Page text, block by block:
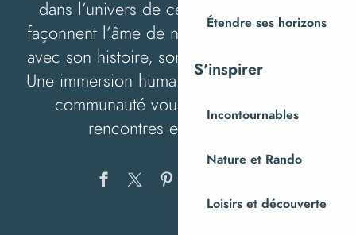
Étendre ses horizons
S'inspirer
Incontournables
Nature et Rando
Loisirs et découverte
dans l’univers de ces personnalités qui
façonnent l’âme de notre région, chacune
avec son histoire, son talent et sa passion.
Une immersion humaine au cœur de notre
communauté vous attend, riche en
rencontres et en partage.